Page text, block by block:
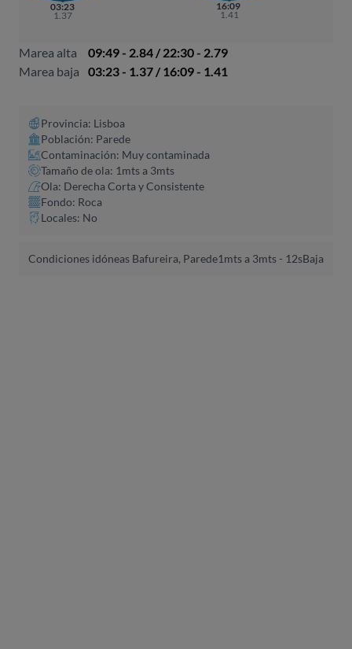
03:23
1.37
16:09
1.41
Marea alta
09:49 - 2.84 / 22:30 - 2.79
Marea baja
03:23 - 1.37 / 16:09 - 1.41
Provincia: Lisboa
Población: Parede
Contaminación: Muy contaminada
Tamaño de ola: 1mts a 3mts
Ola: Derecha Corta y Consistente
Fondo: Roca
Locales: No
Condiciones idóneas Bafureira, Parede1mts a 3mts - 12sBaja